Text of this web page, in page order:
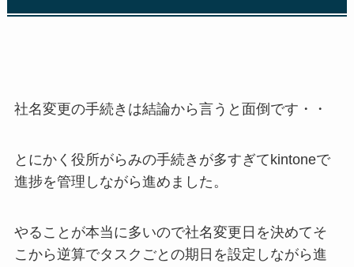
社名変更の手続きは結論から言うと面倒です・・
とにかく役所がらみの手続きが多すぎてkintoneで
進捗を管理しながら進めました。
やることが本当に多いので社名変更日を決めてそ
こから逆算でタスクごとの期日を設定しながら進